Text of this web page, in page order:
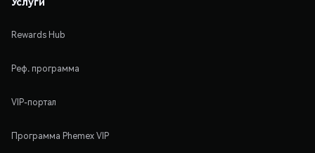
Rewards Hub
Реф. программа
VIP-портал
Программа Phemex VIP